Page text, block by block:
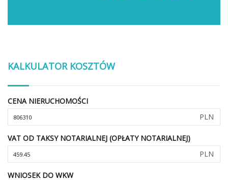
KALKULATOR KOSZTÓW
CENA NIERUCHOMOŚCI
PLN
VAT OD TAKSY NOTARIALNEJ (OPŁATY NOTARIALNEJ)
PLN
WNIOSEK DO WKW